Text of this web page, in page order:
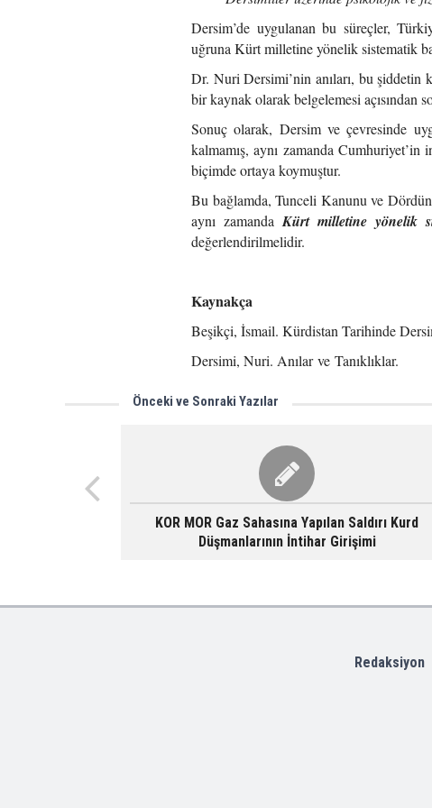
Dersim’de uygulanan bu süreçler,
uğruna Kürt milletine yönelik sistematik
Dr. Nuri Dersimi’nin anıları, bu şiddetin
bir kaynak olarak belgelemesi açısından
Sonuç olarak, Dersim ve çevresinde
kalmamış, aynı zamanda
biçimde ortaya koymuştur.
Bu bağlamda, Tunceli Kanunu ve
aynı zamanda Kürt milletine yönelik
değerlendirilmelidir.
Kaynakça
Beşikçi, İsmail. Kürdistan Tarihinde
Dersimi, Nuri. Anılar ve Tanıklıklar.
Önceki ve Sonraki Yazılar
KOR MOR Gaz Sahasına Yapılan Saldırı Kurd
Düşmanlarının İntihar Girişimi
Redaksiyon